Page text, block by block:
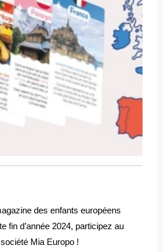
des enfants européens
fin d’année 2024, participez au
Mia Europo !